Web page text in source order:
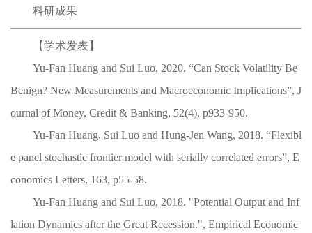
科研成果
【学术发表】
Yu-Fan Huang and Sui Luo, 2020. “Can Stock Volatility Be
Benign? New Measurements and Macroeconomic Implications”, J
ournal of Money, Credit & Banking, 52(4), p933-950.
Yu-Fan Huang, Sui Luo and Hung-Jen Wang, 2018. “Flexibl
e panel stochastic frontier model with serially correlated errors”, E
conomics Letters, 163, p55-58.
Yu-Fan Huang and Sui Luo, 2018. "Potential Output and Inf
lation Dynamics after the Great Recession.", Empirical Economic